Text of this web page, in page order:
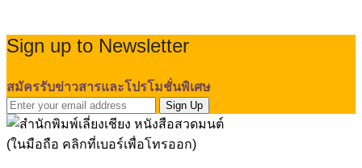
Sign up to Newsletter
สมัครรับข่าวสารและโปรโมชั่นพิเศษ
Sign Up
(ในมือถือ คลิกที่เบอร์เพื่อโทรออก)